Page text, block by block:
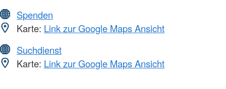
Spenden
Karte: Link zur Google Maps Ansicht
Suchdienst
Karte: Link zur Google Maps Ansicht